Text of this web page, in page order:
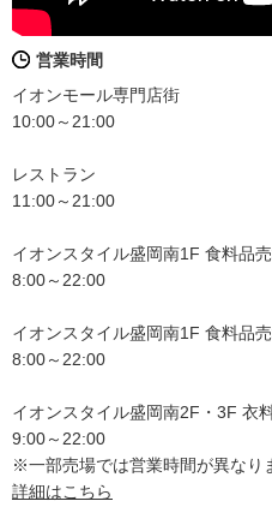
営業時間
イオンモール専門店街
10:00～21:00
レストラン
11:00～21:00
イオンスタイル盛岡南1F 食料品
8:00～22:00
イオンスタイル盛岡南1F 食料品
8:00～22:00
イオンスタイル盛岡南2F・3F 衣
9:00～22:00
※一部売場では営業時間が異なり
詳細はこちら